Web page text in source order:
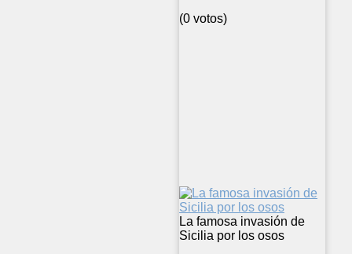
(0 votos)
La famosa invasión de
Sicilia por los osos